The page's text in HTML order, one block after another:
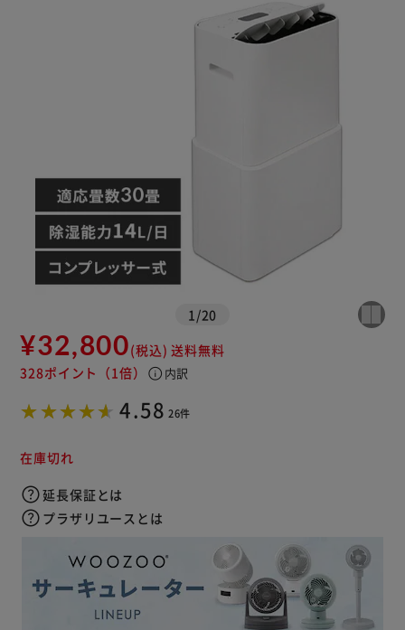
1 /20
¥32,800(税込) 送料無料
328ポイント （1倍） info 内訳
4.58 26件
在庫切れ
延長保証とは
プラザリユースとは
※ご確認ください
カートに入れる